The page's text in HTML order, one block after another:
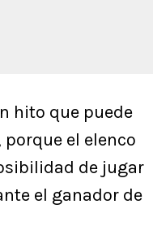
hito que puede
el elenco
de jugar
el ganador de